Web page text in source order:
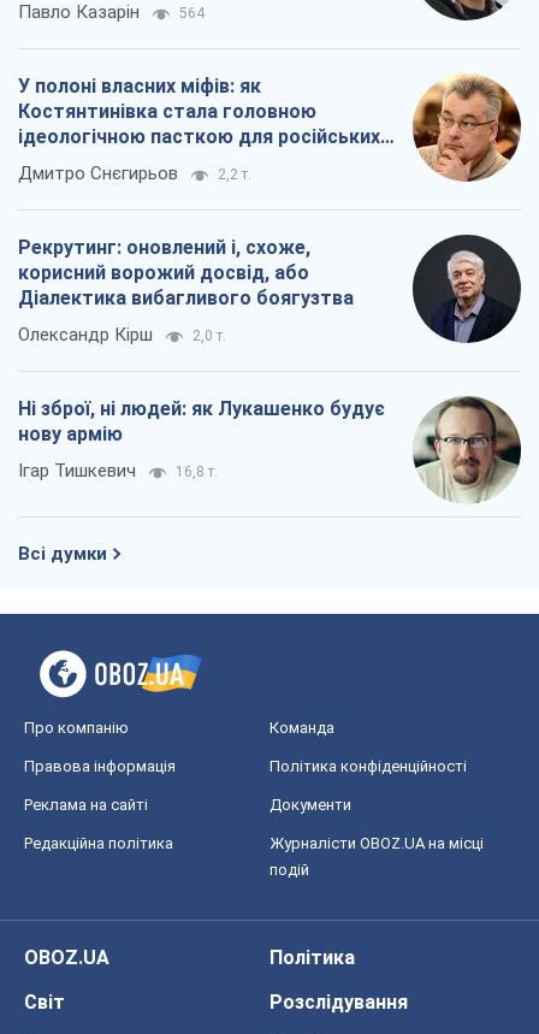
Павло Казарін 564
У полоні власних міфів: як
Костянтинівка стала головною
ідеологічною пасткою для російських
окупантів
Дмитро Снєгирьов 2,2 т.
Рекрутинг: оновлений і, схоже,
корисний ворожий досвід, або
Діалектика вибагливого боягузтва
Олександр Кірш 2,0 т.
Ні зброї, ні людей: як Лукашенко будує
нову армію
Ігар Тишкевич 16,8 т.
Всі думки
Про компанію Команда
Правова інформація Політика конфіденційності
Реклама на сайті Документи
Редакційна політика
Журналісти OBOZ.UA на місці
подій
OBOZ.UA
Політика
Світ
Розслідування